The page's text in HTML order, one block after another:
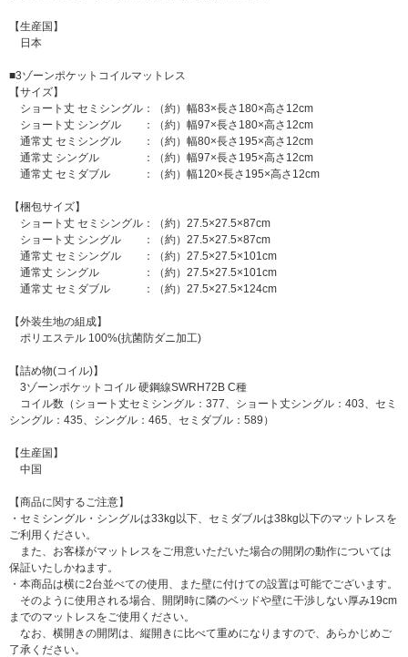
【生産国】
日本
■3ゾーンポケットコイルマットレス
【サイズ】
ショート丈 セミシングル：（約）幅83×長さ180×高さ12cm
ショート丈 シングル ：（約）幅97×長さ180×高さ12cm
通常丈 セミシングル ：（約）幅80×長さ195×高さ12cm
通常丈 シングル ：（約）幅97×長さ195×高さ12cm
通常丈 セミダブル ：（約）幅120×長さ195×高さ12cm
【梱包サイズ】
ショート丈 セミシングル：（約）27.5×27.5×87cm
ショート丈 シングル ：（約）27.5×27.5×87cm
通常丈 セミシングル ：（約）27.5×27.5×101cm
通常丈 シングル ：（約）27.5×27.5×101cm
通常丈 セミダブル ：（約）27.5×27.5×124cm
【外装生地の組成】
ポリエステル 100%(抗菌防ダニ加工)
【詰め物(コイル)】
3ゾーンポケットコイル 硬鋼線SWRH72B C種
コイル数（ショート丈セミシングル：377、ショート丈シングル：403、セミ
シングル：435、シングル：465、セミダブル：589）
【生産国】
中国
【商品に関するご注意】
・セミシングル・シングルは33kg以下、セミダブルは38kg以下のマットレスを
ご利用ください。
また、お客様がマットレスをご用意いただいた場合の開閉の動作については
保証いたしかねます。
・本商品は横に2台並べての使用、また壁に付けての設置は可能でございます。
そのように使用される場合、開閉時に隣のベッドや壁に干渉しない厚み19cm
までのマットレスをご使用ください。
なお、横開きの開閉は、縦開きに比べて重めになりますので、あらかじめご
了承ください。